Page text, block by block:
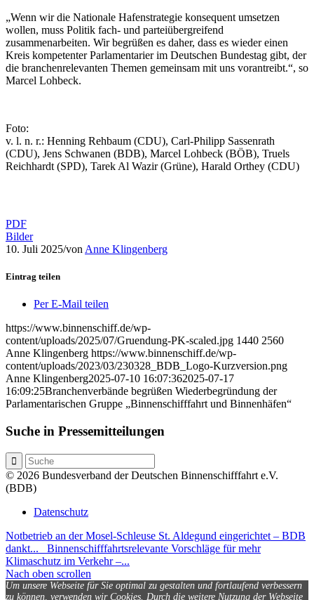
„Wenn wir die Nationale Hafenstrategie konsequent umsetzen
wollen, muss Politik fach- und parteiübergreifend
zusammenarbeiten. Wir begrüßen es daher, dass es wieder einen
Kreis kompetenter Parlamentarier im Deutschen Bundestag gibt, der
die branchenrelevanten Themen gemeinsam mit uns vorantreibt.“, so
Marcel Lohbeck.
Foto:
v. l. n. r.: Henning Rehbaum (CDU), Carl-Philipp Sassenrath
(CDU), Jens Schwanen (BDB), Marcel Lohbeck (BÖB), Truels
Reichhardt (SPD), Tarek Al Wazir (Grüne), Harald Orthey (CDU)
PDF
Bilder
10. Juli 2025/von Anne Klingenberg
Eintrag teilen
Per E-Mail teilen
https://www.binnenschiff.de/wp-
content/uploads/2025/07/Gruendung-PK-scaled.jpg 1440 2560
Anne Klingenberg https://www.binnenschiff.de/wp-
content/uploads/2023/03/230328_BDB_Logo-Kurzversion.png
Anne Klingenberg2025-07-10 16:07:362025-07-17
16:09:25Branchenverbände begrüßen Wiederbegründung der
Parlamentarischen Gruppe „Binnenschifffahrt und Binnenhäfen“
Suche in Pressemitteilungen
© 2026 Bundesverband der Deutschen Binnenschifffahrt e.V.
(BDB)
Datenschutz
Notbetrieb an der Mosel-Schleuse St. Aldegund eingerichtet – BDB
dankt...
Binnenschifffahrtsrelevante Vorschläge für mehr
Klimaschutz im Verkehr –...
Nach oben scrollen
Um unsere Webseite für Sie optimal zu gestalten und fortlaufend verbessern
zu können, verwenden wir Cookies. Durch die weitere Nutzung der Webseite